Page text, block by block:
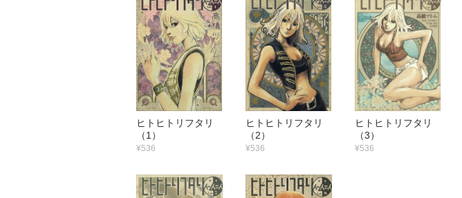
ヒトヒトリフタリ
（1）
¥536
ヒトヒトリフタリ
（2）
¥536
ヒトヒトリフタリ
（3）
¥536